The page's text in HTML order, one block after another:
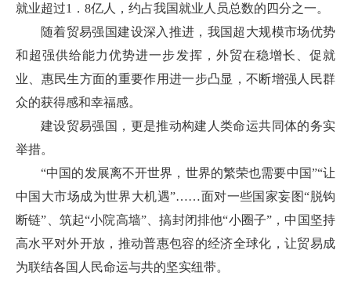
就业超过1．8亿人，约占我国就业人员总数的四分之一。
随着贸易强国建设深入推进，我国超大规模市场优势
和超强供给能力优势进一步发挥，外贸在稳增长、促就
业、惠民生方面的重要作用进一步凸显，不断增强人民群
众的获得感和幸福感。
建设贸易强国，更是推动构建人类命运共同体的务实
举措。
“中国的发展离不开世界，世界的繁荣也需要中国”“让
中国大市场成为世界大机遇”……面对一些国家妄图“脱钩
断链”、筑起“小院高墙”、搞封闭排他“小圈子”，中国坚持
高水平对外开放，推动普惠包容的经济全球化，让贸易成
为联结各国人民命运与共的坚实纽带。